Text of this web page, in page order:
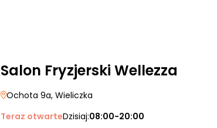
Salon Fryzjerski Wellezza
Ochota 9a, Wieliczka
Teraz otwarteDzisiaj:08:00-20:00